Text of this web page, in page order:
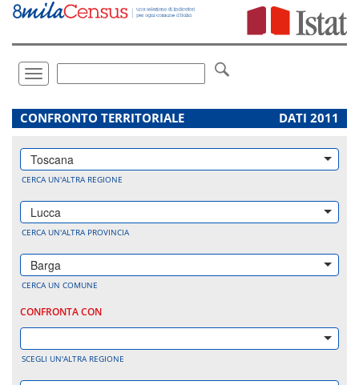
Vai
direttamente
Toggle
navigation
.
CONFRONTO TERRITORIALE DATI 2011
Toscana
CERCA UN'ALTRA REGIONE
Lucca
CERCA UN'ALTRA PROVINCIA
Barga
CERCA UN COMUNE
CONFRONTA CON
SCEGLI UN'ALTRA REGIONE